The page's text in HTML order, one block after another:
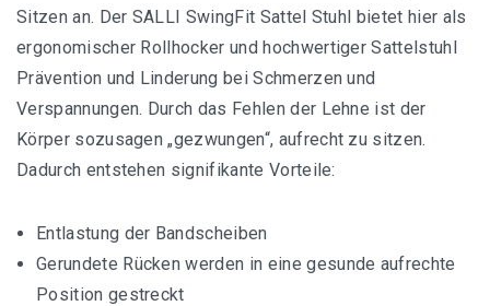
Sitzen an. Der SALLI SwingFit Sattel Stuhl bietet hier als
ergonomischer Rollhocker und hochwertiger Sattelstuhl
Prävention und Linderung bei Schmerzen und
Verspannungen. Durch das Fehlen der Lehne ist der
Körper sozusagen „gezwungen“, aufrecht zu sitzen.
Dadurch entstehen signifikante Vorteile:
Entlastung der Bandscheiben
Gerundete Rücken werden in eine gesunde aufrechte
Position gestreckt